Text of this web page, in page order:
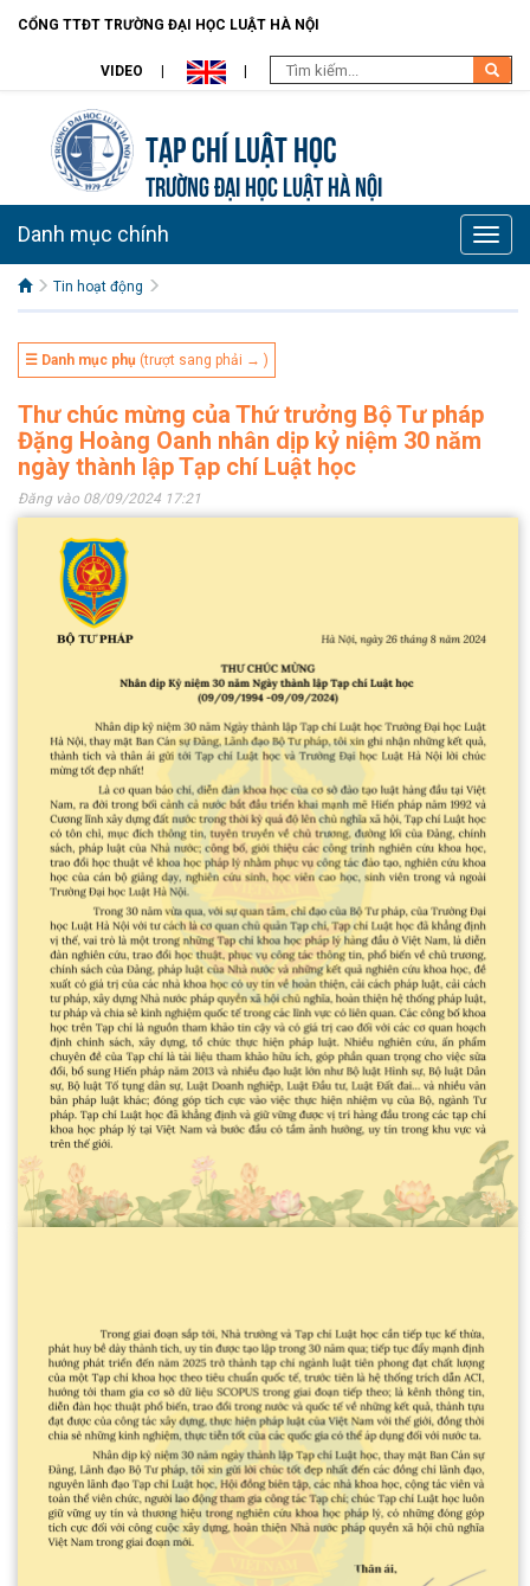
CỔNG TTĐT TRƯỜNG ĐẠI HỌC LUẬT HÀ NỘI
VIDEO
Tạp chí Luật học
TRƯỜNG ĐẠI HỌC LUẬT HÀ NỘI
Toggle
Danh mục chính
Tin hoạt động
☰ Danh mục phụ (trượt sang phải → )
Thư chúc mừng của Thứ trưởng Bộ Tư pháp
Đặng Hoàng Oanh nhân dịp kỷ niệm 30 năm
ngày thành lập Tạp chí Luật học
Đăng vào 08/09/2024 17:21